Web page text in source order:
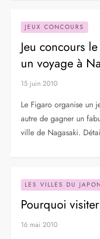
JEUX CONCOURS
Jeu concours
un voyage à
15 juin 2010
Le Figaro organise un
autre de gagner un
ville de Nagasaki.
LES VILLES DU
Pourquoi
16 mai 2010